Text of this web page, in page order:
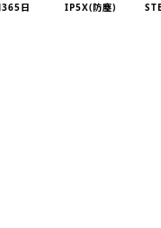
日 IP5X(防塵)